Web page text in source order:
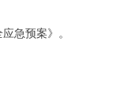
急预案》。